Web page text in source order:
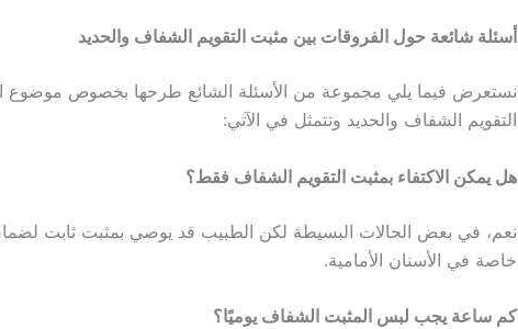
أسئلة شائعة حول الفروقات بين مثبت التقويم الشفاف والحديد
نستعرض فيما يلي مجموعة من الأسئلة الشائع طرحها بخصوص موضوع
التقويم الشفاف والحديد وتتمثل في الآتي:
هل يمكن الاكتفاء بمثبت التقويم الشفاف فقط؟
نعم، في بعض الحالات البسيطة لكن الطبيب قد يوصي بمثبت ثابت
خاصة في الأسنان الأمامية.
كم ساعة يجب لبس المثبت الشفاف يوميًا؟